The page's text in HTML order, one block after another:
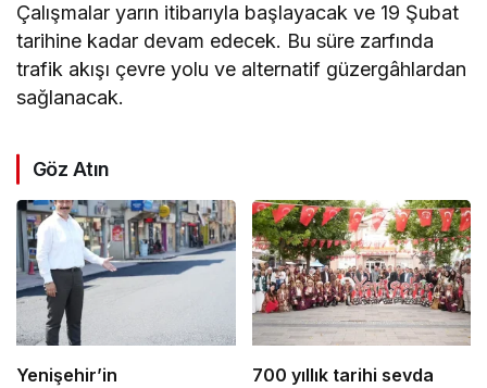
Çalışmalar yarın itibarıyla başlayacak ve 19 Şubat
tarihine kadar devam edecek. Bu süre zarfında
trafik akışı çevre yolu ve alternatif güzergâhlardan
sağlanacak.
Göz Atın
Yenişehir’in
700 yıllık tarihi sevda